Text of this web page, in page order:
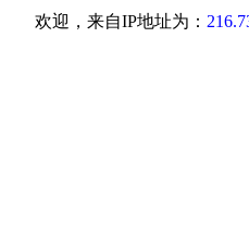
欢迎，来自IP地址为：